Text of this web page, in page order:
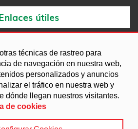
técnicas de rastreo para
de navegación en nuestra web,
personalizados y anuncios
el tráfico en nuestra web y
dónde llegan nuestros visitantes.
de cookies
útiles
Agenda
Ordenanzas
y asociaciones